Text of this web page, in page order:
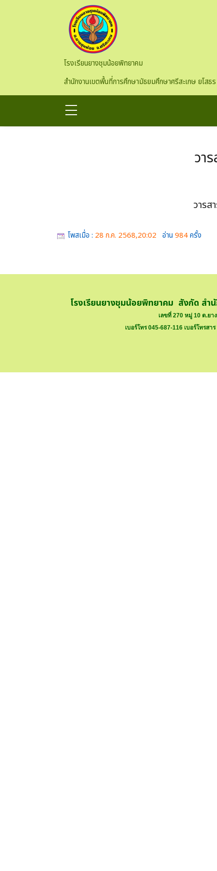
โรงเรียนยางชุมน้อยพิทยาคม
สำนักงานเขตพื้นที่การศึกษามัธยมศึกษาศรีสะเกษ ยโสธร
วา
วาร
โพสเมื่อ : 28 ก.ค. 2568,20:02 อ่าน 984ครั้ง
โรงเรียนยางชุมน้อยพิทยาคม สังกัด สำ
เลขที่ 270 หมู่ 10 ต.ยา
เบอร์โทร 045-687-116 เบอร์โทรส